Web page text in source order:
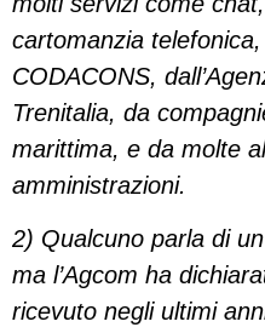
cartomanzia
CODACONS,
Trenitalia, da
marittima, e da molte
amministrazioni.
2) Qualcuno parla di
ma l’Agcom ha
ricevuto negli ultimi